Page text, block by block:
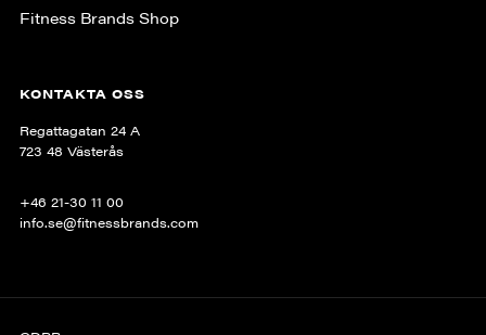
Fitness Brands Shop
KONTAKTA OSS
Regattagatan 24 A
723 48 Västerås
+46 21-30 11 00
info.se@fitnessbrands.com